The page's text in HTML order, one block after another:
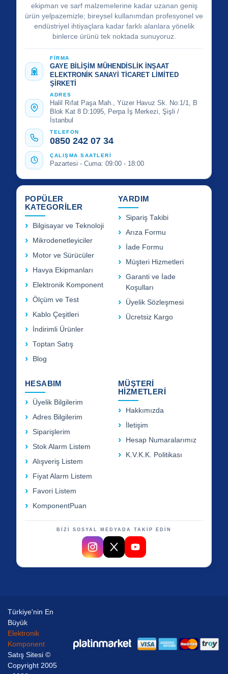
ekipman ve sarf malzemelerine kadar uzanan geniş
ürün yelpazemizle; bireysel kullanımdan profesyonel ve
endüstriyel ihtiyaçlara kadar farklı alanlara yönelik
binlerce ürünü tek noktada sunuyoruz.
FİRMA
GAYE BİLİŞİM MÜHENDİSLİK İNŞAAT
ELEKTRONİK SANAYİ TİCARET LİMİTED
ŞİRKETİ
ADRES
Halil Rıfat Paşa Mah., Yüzer Havuz Sk. No:1/1, B
Blok Kat 8 D:1095, Perpa İş Merkezi, Şişli /
İstanbul
TELEFON
0850 242 07 34
ÇALIŞMA SAATLERİ
Pazartesi - Cuma: 09:00 - 18:00
POPÜLER
KATEGORİLER
Bilgisayar ve Teknoloji
Mikrodenetleyiciler
Motor ve Sürücüler
Havya Ekipmanları
Elektronik Komponent
Ölçüm ve Test
Kablo Çeşitleri
İndirimli Ürünler
Toptan Satış
Blog
YARDIM
Sipariş Takibi
Arıza Formu
İade Formu
Müşteri Hizmetleri
Garanti ve İade
Koşulları
Üyelik Sözleşmesi
Ücretsiz Kargo
HESABIM
Üyelik Bilgilerim
Adres Bilgilerim
Siparişlerim
Stok Alarm Listem
Alışveriş Listem
Fiyat Alarm Listem
Favori Listem
KomponentPuan
MÜŞTERİ
HİZMETLERİ
Hakkımızda
İletişim
Hesap Numaralarımız
K.V.K.K. Politikası
BİZİ SOSYAL MEDYADA TAKİP EDİN
Türkiye'nin En
Büyük
Elektronik
Komponent
Satış Sitesi ©
Copyright 2005